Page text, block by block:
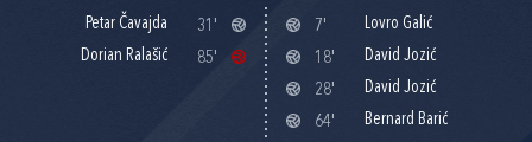
Petar Čavajda
31'
Dorian Ralašić
85'
7'
Lovro Galić
18'
David Jozić
28'
David Jozić
64'
Bernard Barić